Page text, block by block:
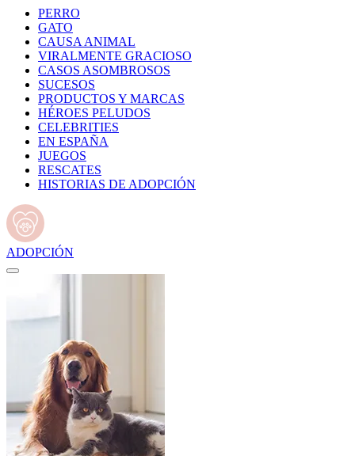
PERRO
GATO
CAUSA ANIMAL
VIRALMENTE GRACIOSO
CASOS ASOMBROSOS
SUCESOS
PRODUCTOS Y MARCAS
HÉROES PELUDOS
CELEBRITIES
EN ESPAÑA
JUEGOS
RESCATES
HISTORIAS DE ADOPCIÓN
ADOPCIÓN